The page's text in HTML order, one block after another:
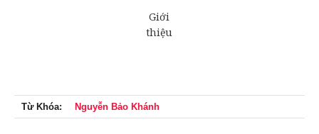
Từ Khóa: Nguyễn Bảo Khánh